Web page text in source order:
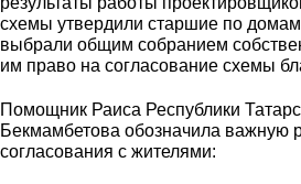
схемы утвердили старшие по
выбрали общим собранием
им право на согласование схемы
Помощник Раиса Республики
Бекмамбетова обозначила важную
согласования с жителями: